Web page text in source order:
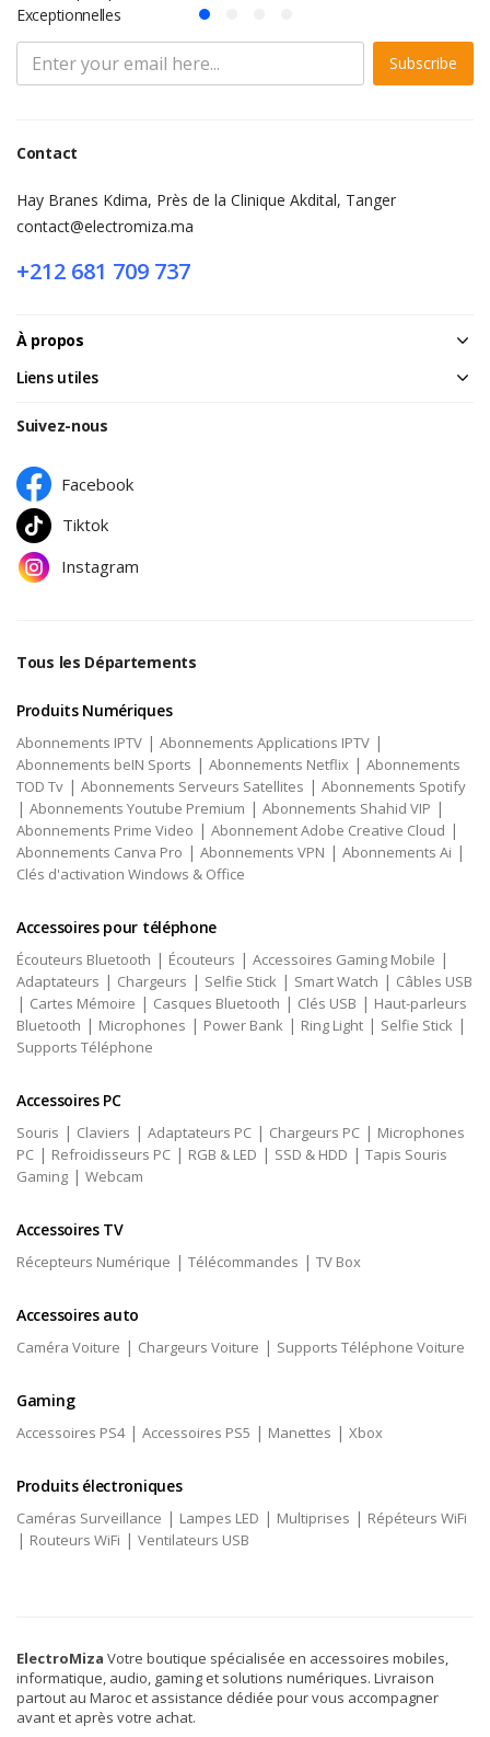
Exceptionnelles
Subscribe
Contact
Hay Branes Kdima, Près de la Clinique Akdital, Tanger
contact@electromiza.ma
+212 681 709 737
À propos
Liens utiles
Suivez-nous
Facebook
Tiktok
Instagram
Tous les Départements
Produits Numériques
Abonnements IPTV | Abonnements Applications IPTV |
Abonnements beIN Sports | Abonnements Netflix | Abonnements
TOD Tv | Abonnements Serveurs Satellites | Abonnements Spotify
| Abonnements Youtube Premium | Abonnements Shahid VIP |
Abonnements Prime Video | Abonnement Adobe Creative Cloud |
Abonnements Canva Pro | Abonnements VPN | Abonnements Ai |
Clés d'activation Windows & Office
Accessoires pour téléphone
Écouteurs Bluetooth | Écouteurs | Accessoires Gaming Mobile |
Adaptateurs | Chargeurs | Selfie Stick | Smart Watch | Câbles USB
| Cartes Mémoire | Casques Bluetooth | Clés USB | Haut-parleurs
Bluetooth | Microphones | Power Bank | Ring Light | Selfie Stick |
Supports Téléphone
Accessoires PC
Souris | Claviers | Adaptateurs PC | Chargeurs PC | Microphones
PC | Refroidisseurs PC | RGB & LED | SSD & HDD | Tapis Souris
Gaming | Webcam
Accessoires TV
Récepteurs Numérique | Télécommandes | TV Box
Accessoires auto
Caméra Voiture | Chargeurs Voiture | Supports Téléphone Voiture
Gaming
Accessoires PS4| Accessoires PS5 | Manettes | Xbox
Produits électroniques
Caméras Surveillance | Lampes LED | Multiprises | Répéteurs WiFi
| Routeurs WiFi | Ventilateurs USB
ElectroMiza Votre boutique spécialisée en accessoires mobiles,
informatique, audio, gaming et solutions numériques. Livraison
partout au Maroc et assistance dédiée pour vous accompagner
avant et après votre achat.